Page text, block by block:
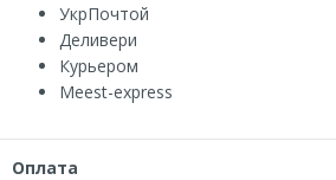
УкрПочтой
Деливери
Курьером
Мeest-express
Оплата